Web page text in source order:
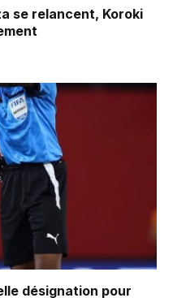
se relancent, Koroki
désignation pour